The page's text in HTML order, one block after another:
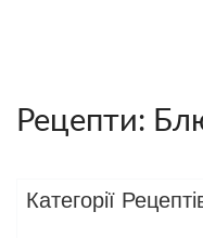
Рецепти:
Категорії